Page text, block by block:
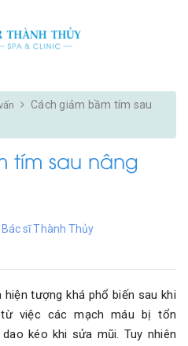
Cách giảm bầm tím sau
tím sau nâng
sĩ Thành Thủy
tượng khá phổ biến sau khi
việc các mạch máu bị tổn
kéo khi sửa mũi. Tuy nhiên